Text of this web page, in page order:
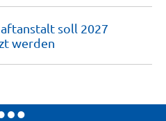
soll 2027
werden